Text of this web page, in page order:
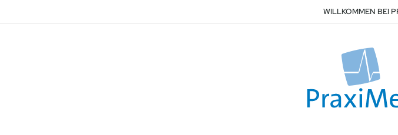
zum
WILLKOMMEN BEI